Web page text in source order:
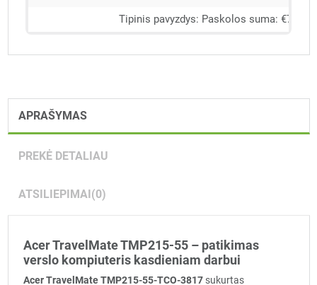
APRAŠYMAS
PREKĖ DETALIAU
ATSILIEPIMAI(0)
Acer TravelMate TMP215-55 – patikimas
verslo kompiuteris kasdieniam darbui
Acer TravelMate TMP215-55-TCO-3817sukurtas